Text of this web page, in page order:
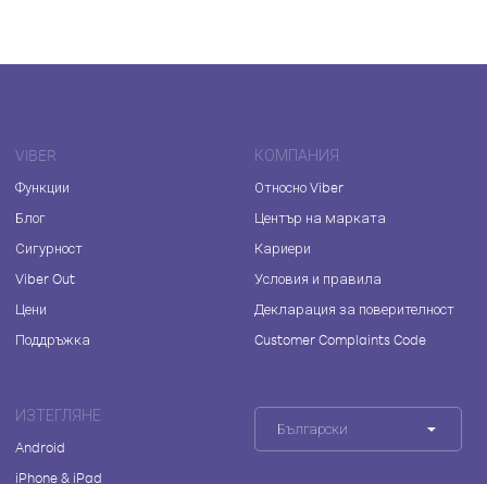
VIBER
Функции
Блог
Сигурност
Viber Out
Цени
Поддръжка
КОМПАНИЯ
Относно Viber
Център на марката
Кариери
Условия и правила
Декларация за поверителност
Customer Complaints Code
ИЗТЕГЛЯНЕ
Android
iPhone & iPad
Български